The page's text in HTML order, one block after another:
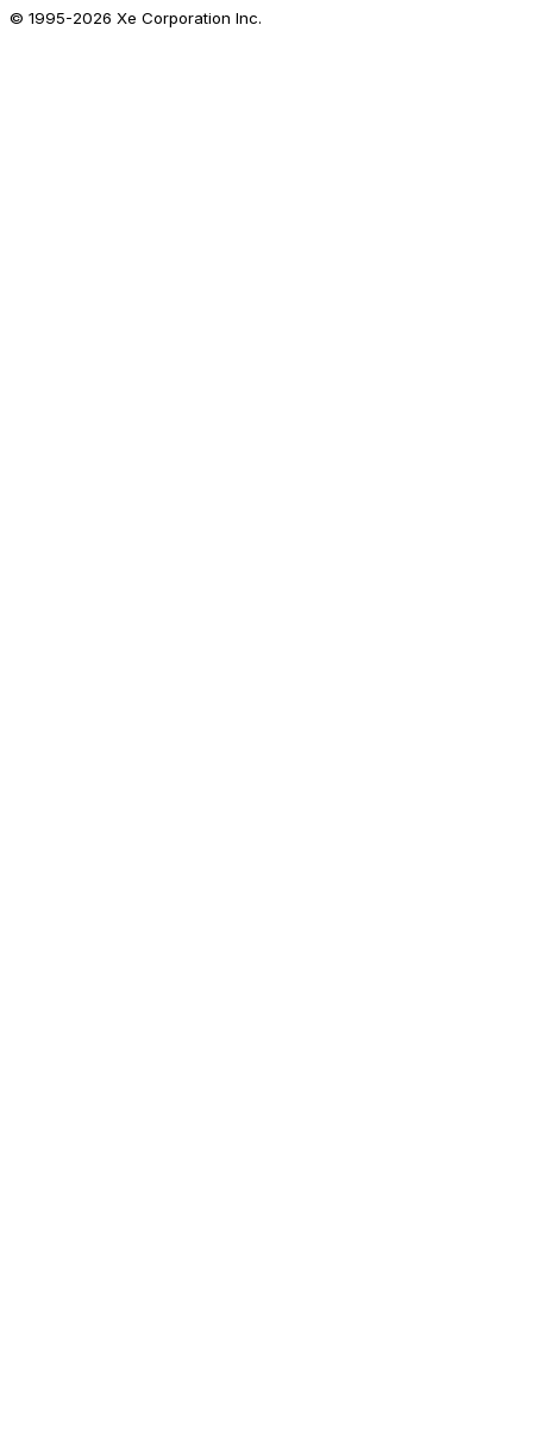
© 1995-2026 Xe Corporation Inc.